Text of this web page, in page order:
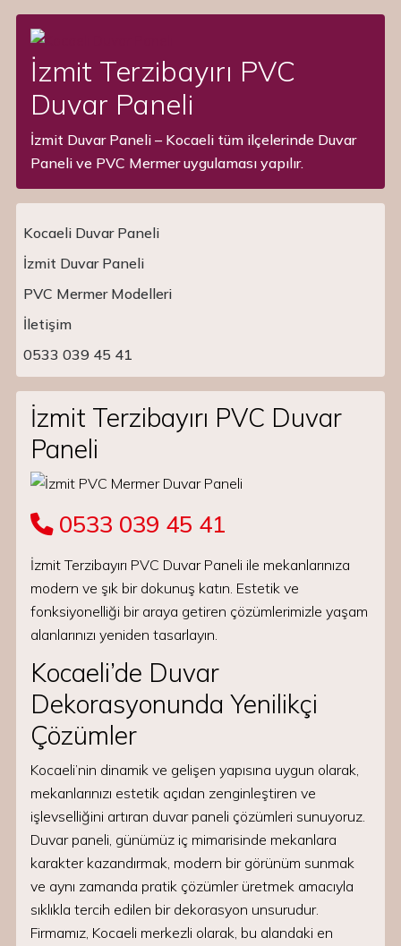
İzmit Terzibayırı PVC
Duvar Paneli
İzmit Duvar Paneli – Kocaeli tüm ilçelerinde Duvar
Paneli ve PVC Mermer uygulaması yapılır.
Main Navigation
Kocaeli Duvar Paneli
İzmit Duvar Paneli
PVC Mermer Modelleri
İletişim
0533 039 45 41
İzmit Terzibayırı PVC Duvar
Paneli
0533 039 45 41
İzmit Terzibayırı PVC Duvar Paneli ile mekanlarınıza
modern ve şık bir dokunuş katın. Estetik ve
fonksiyonelliği bir araya getiren çözümlerimizle yaşam
alanlarınızı yeniden tasarlayın.
Kocaeli’de Duvar
Dekorasyonunda Yenilikçi
Çözümler
Kocaeli’nin dinamik ve gelişen yapısına uygun olarak,
mekanlarınızı estetik açıdan zenginleştiren ve
işlevselliğini artıran duvar paneli çözümleri sunuyoruz.
Duvar paneli, günümüz iç mimarisinde mekanlara
karakter kazandırmak, modern bir görünüm sunmak
ve aynı zamanda pratik çözümler üretmek amacıyla
sıklıkla tercih edilen bir dekorasyon unsurudur.
Firmamız, Kocaeli merkezli olarak, bu alandaki en